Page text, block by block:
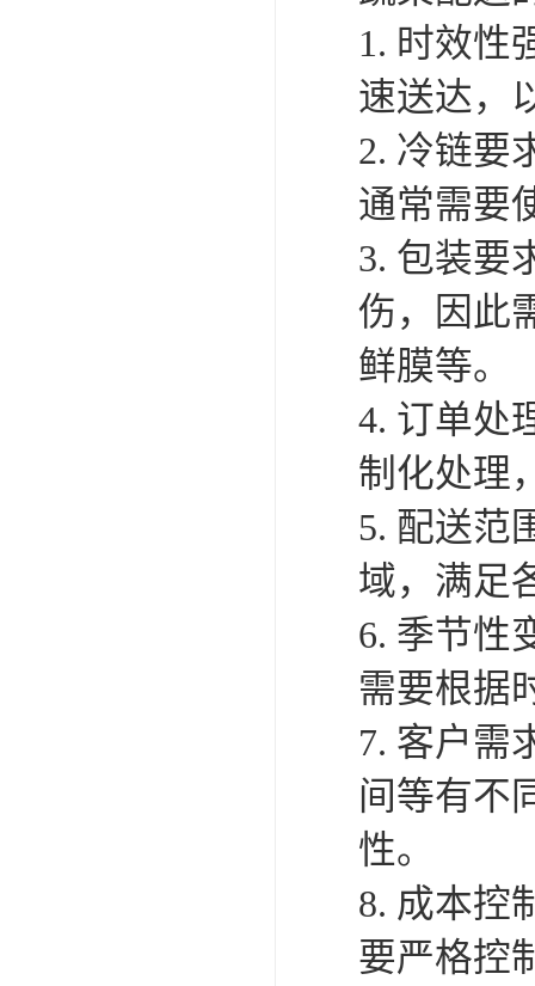
1. 时效性
速送达，
2. 冷链要
通常需要
3. 包装要
伤，因此
鲜膜等。
4. 订单处
制化处理
5. 配送范
域，满足
6. 季节性
需要根据
7. 客户需
间等有不
性。
8. 成本控
要严格控